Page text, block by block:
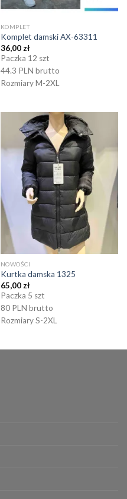
KOMPLET
Komplet damski AX-63311
36,00 zł
Paczka 12 szt
44.3 PLN brutto
Rozmiary M-2XL
NOWOŚCI
Kurtka damska 1325
65,00 zł
Paczka 5 szt
80 PLN brutto
Rozmiary S-2XL